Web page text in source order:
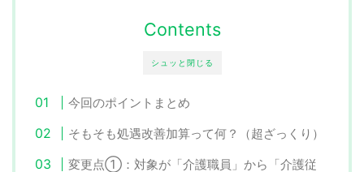
シュッと閉じる
Contents
今回のポイントまとめ
そもそも処遇改善加算って何？（超ざっくり）
変更点①：対象が「介護職員」から「介護従